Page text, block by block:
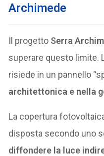
Archimede
Il progetto Serra
superare questo limite.
risiede in un pannello
architettonica e nella
La copertura
disposta secondo uno
diffondere la luce